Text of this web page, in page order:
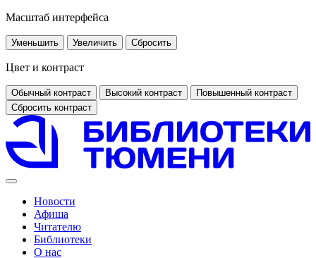
Масштаб интерфейса
Уменьшить Увеличить Сбросить
Цвет и контраст
Обычный контраст Высокий контраст
Повышенный контраст
Сбросить контраст
Новости
Афиша
Читателю
Библиотеки
О нас